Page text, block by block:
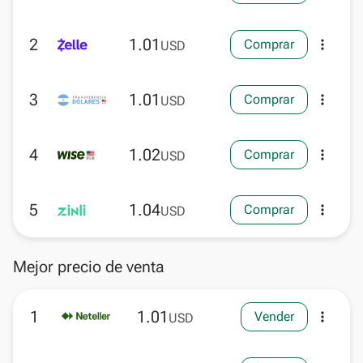
2 1.01 USD Comprar more_vert
3 1.01 USD Comprar more_vert
4 1.02USD Comprar more_vert
5 1.04USD Comprar more_vert
Mejor precio de venta
1 1.01 USD Vender more_vert